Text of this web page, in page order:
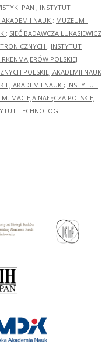
PAN ; INSTYTUT
AKADEMII NAUK ; MUZEUM I
; SIEĆ BADAWCZA ŁUKASIEWICZ
; INSTYTUT
POLSKIEJ
POLSKIEJ AKADEMII NAUK
AKADEMII NAUK ; INSTYTUT
MACIEJA NAŁĘCZA POLSKIEJ
TECHNOLOGII